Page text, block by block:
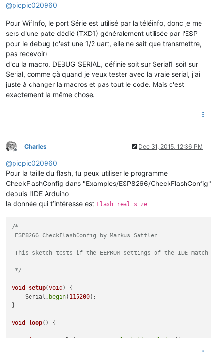
@picpic020960
Pour WifInfo, le port Série est utilisé par la téléinfo, donc je me
sers d'une pate dédié (TXD1) généralement utilisée par l'ESP
pour le debug (c'est une 1/2 uart, elle ne sait que transmettre,
pas recevoir)
d'ou la macro, DEBUG_SERIAL, définie soit sur Serial1 soit sur
Serial, comme çà quand je veux tester avec la vraie serial, j'ai
juste à changer la macros et pas tout le code. Mais c'est
exactement la même chose.
Offline
Charles Dec 31, 2015, 12:36 PM
@picpic020960
Pour la taille du flash, tu peux utiliser le programme
CheckFlashConfig dans "Examples/ESP8266/CheckFlashConfig"
depuis l'IDE Arduino
la donnée qui t’intéresse est Flash real size
/*
ESP8266 CheckFlashConfig by Markus Sattler
This sketch tests if the EEPROM settings of the IDE match
*/
void setup(void )
{
    Serial.
begin( 115200);
}
void loop() {